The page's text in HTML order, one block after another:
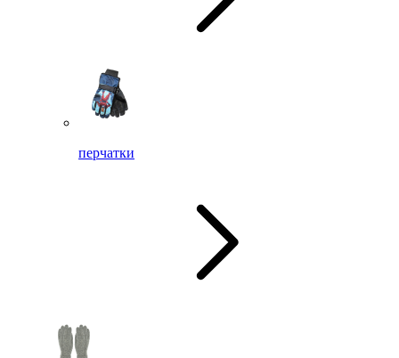
перчатки